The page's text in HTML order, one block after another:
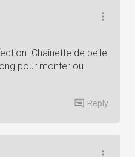
Chainette de belle
pour monter ou
Reply